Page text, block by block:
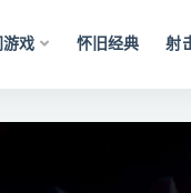
游戏 怀旧经典 射